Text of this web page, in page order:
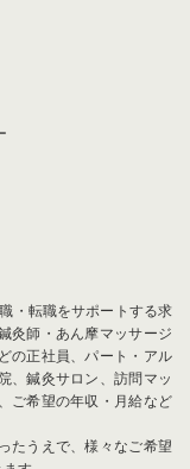
・転職をサポートする求
灸師・あん摩マッサージ
の正社員、パート・アル
、鍼灸サロン、訪問マッ
ご希望の年収・月給など
たうえで、様々なご希望